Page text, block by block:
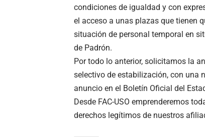
condiciones de igualdad y con
el acceso a unas plazas que tienen
situación de personal temporal en
de Padrón.
Por todo lo anterior, solicitamos la
selectivo de estabilización, con una
anuncio en el Boletín Oficial del
Desde FAC-USO emprenderemos
derechos legítimos de nuestros